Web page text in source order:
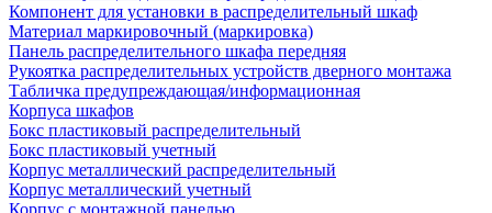
Компонент для установки в распределительный шкаф
Материал маркировочный (маркировка)
Панель распределительного шкафа передняя
Рукоятка распределительных устройств дверного монтажа
Табличка предупреждающая/информационная
Корпуса шкафов
Бокс пластиковый распределительный
Бокс пластиковый учетный
Корпус металлический распределительный
Корпус металлический учетный
Корпус с монтажной панелью